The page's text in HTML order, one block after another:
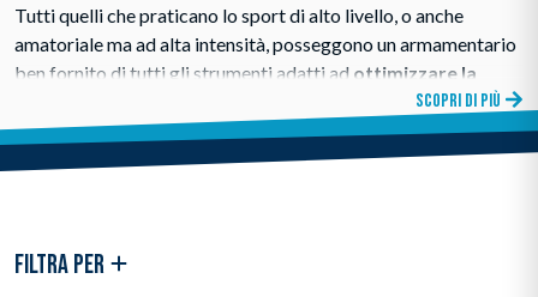
Tutti quelli che praticano lo sport di alto livello, o anche
amatoriale ma ad alta intensità, posseggono un armamentario
ben fornito di tutti gli strumenti adatti ad ottimizzare la
, preservando al tempo stesso il corpo.
Oltre ai classici integratori, agli alimenti accuratamente scelti
per la dieta e ai prodotti per il benessere, non possono
pratiche e comode da applicare, non ungono, non sono
SCOPRI DI PIÙ
FILTRA PER